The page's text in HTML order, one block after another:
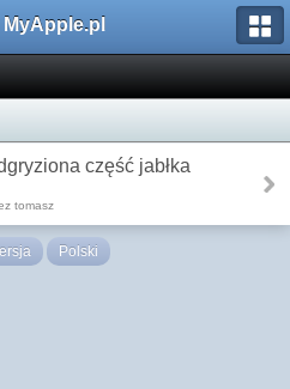
część jabłka
tomasz
Polski